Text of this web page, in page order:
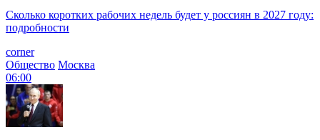
Сколько коротких рабочих недель будет у россиян в 2027 году:
подробности
corner
Общество Москва
06:00